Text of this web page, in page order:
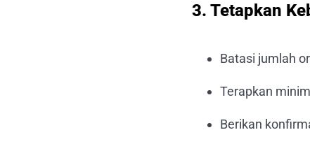
3. Tetapkan
Batasi jumlah
Terapkan
Berikan